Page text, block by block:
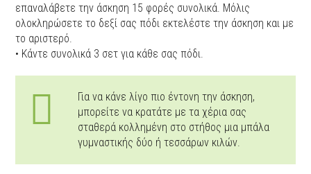
επαναλάβετε την άσκηση 15 φορές συνολικά. Μόλις
ολοκληρώσετε το δεξί σας πόδι εκτελέστε την άσκηση και με
το αριστερό.
• Κάντε συνολικά 3 σετ για κάθε σας πόδι.
Για να κάνε λίγο πιο έντονη την άσκηση,
μπορείτε να κρατάτε με τα χέρια σας
σταθερά κολλημένη στο στήθος μια μπάλα
γυμναστικής δύο ή τεσσάρων κιλών.